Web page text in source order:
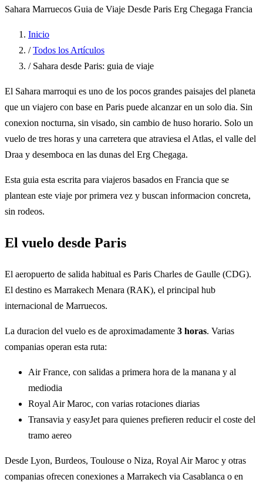
Sahara Marruecos Guia de Viaje Desde Paris Erg Chegaga Francia
Inicio
/ Todos los Artículos
/ Sahara desde Paris: guia de viaje
El Sahara marroqui es uno de los pocos grandes paisajes del planeta
que un viajero con base en Paris puede alcanzar en un solo dia. Sin
conexion nocturna, sin visado, sin cambio de huso horario. Solo un
vuelo de tres horas y una carretera que atraviesa el Atlas, el valle del
Draa y desemboca en las dunas del Erg Chegaga.
Esta guia esta escrita para viajeros basados en Francia que se
plantean este viaje por primera vez y buscan informacion concreta,
sin rodeos.
El vuelo desde Paris
El aeropuerto de salida habitual es Paris Charles de Gaulle (CDG).
El destino es Marrakech Menara (RAK), el principal hub
internacional de Marruecos.
La duracion del vuelo es de aproximadamente 3 horas. Varias
companias operan esta ruta:
Air France, con salidas a primera hora de la manana y al
mediodia
Royal Air Maroc, con varias rotaciones diarias
Transavia y easyJet para quienes prefieren reducir el coste del
tramo aereo
Desde Lyon, Burdeos, Toulouse o Niza, Royal Air Maroc y otras
companias ofrecen conexiones a Marrakech via Casablanca o en